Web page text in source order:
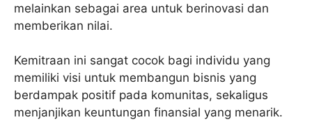
melainkan sebagai area untuk berinovasi dan
memberikan nilai.
Kemitraan ini sangat cocok bagi individu yang
memiliki visi untuk membangun bisnis yang
berdampak positif pada komunitas, sekaligus
menjanjikan keuntungan finansial yang menarik.